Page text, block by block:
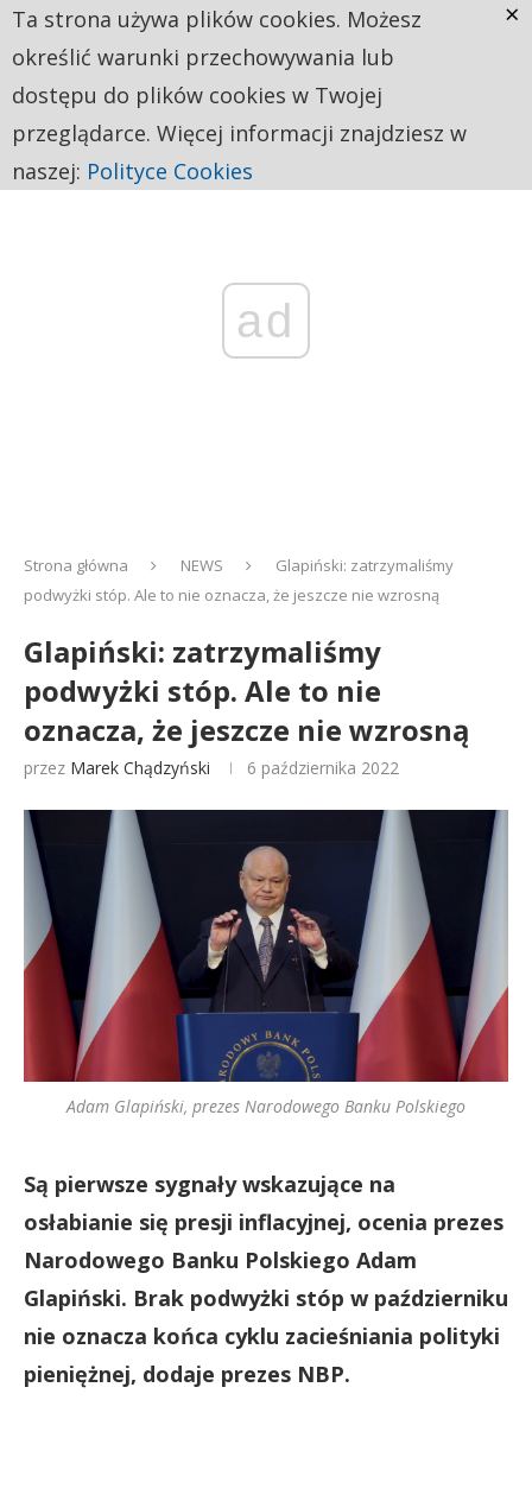
ad
Strona główna NEWS
Glapiński: zatrzymaliśmy
podwyżki stóp. Ale to nie oznacza, że jeszcze nie wzrosną
Glapiński: zatrzymaliśmy
podwyżki stóp. Ale to nie
oznacza, że jeszcze nie wzrosną
przez Marek Chądzyński 6 października 2022
Adam Glapiński, prezes Narodowego Banku Polskiego
Są pierwsze sygnały wskazujące na
osłabianie się presji inflacyjnej, ocenia prezes
Narodowego Banku Polskiego Adam
Glapiński. Brak podwyżki stóp w październiku
nie oznacza końca cyklu zacieśniania polityki
pieniężnej, dodaje prezes NBP.
Ta strona używa plików cookies. Możesz
określić warunki przechowywania lub
dostępu do plików cookies w Twojej
przeglądarce. Więcej informacji znajdziesz w
naszej: Polityce Cookies
×